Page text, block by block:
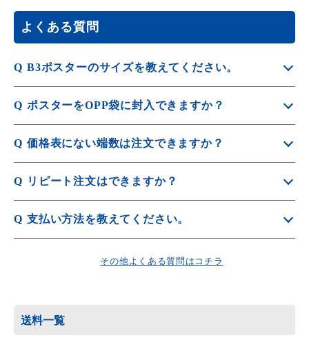
よくある質問
Q B3ポスターのサイズを教えてください。
A
です。
Q ポスターをOPP袋に封入できますか？
A
りを作成させていただきます。
オプション選択のない商品は
見積依頼
よりお問合せくだ
さい。
Q 価格表にない端数は注文できますか？
A
Q リピート注文はできますか？
A
いただけます。
詳しくは
リピート注文について をご覧ください。
Q 支払い方法を教えてください。
A
求書後払い」、「店頭引取」、「Amazon Pay」をお選び
その他よくある質問はコチラ
送料一覧